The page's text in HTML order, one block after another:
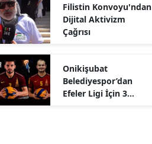
Filistin Konvoyu'ndan
Dijital Aktivizm
Çağrısı
Onikişubat
Belediyespor’dan
Efeler Ligi İçin 3